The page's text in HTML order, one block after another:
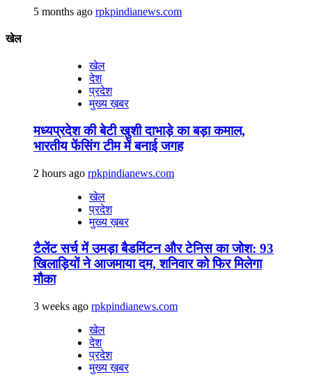
5 months ago rpkpindianews.com
खेल
खेल
देश
प्रदेश
मुख्य ख़बर
मध्यप्रदेश की बेटी खुशी दाभाड़े का बड़ा कमाल,
भारतीय फेंसिंग टीम में बनाई जगह
2 hours ago rpkpindianews.com
खेल
प्रदेश
मुख्य ख़बर
टैलेंट सर्च में उमड़ा बैडमिंटन और टेनिस का जोश: 93
खिलाड़ियों ने आजमाया दम, शनिवार को फिर मिलेगा
मौका
3 weeks ago rpkpindianews.com
खेल
देश
प्रदेश
मुख्य ख़बर